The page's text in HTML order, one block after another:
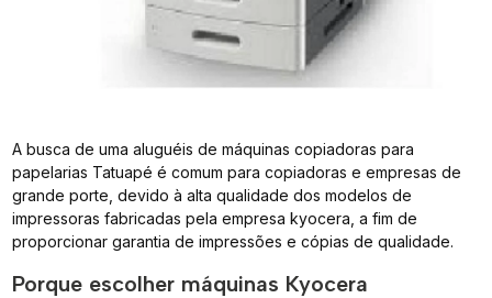
A busca de uma aluguéis de máquinas copiadoras para
papelarias Tatuapé é comum para copiadoras e empresas de
grande porte, devido à alta qualidade dos modelos de
impressoras fabricadas pela empresa kyocera, a fim de
proporcionar garantia de impressões e cópias de qualidade.
Porque escolher máquinas Kyocera